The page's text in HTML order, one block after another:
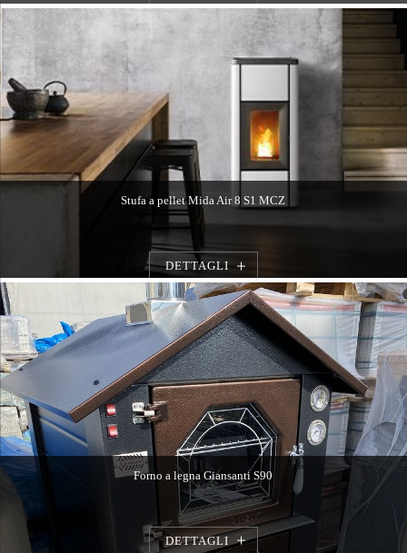
Stufa a pellet Mida Air 8 S1 MCZ
DETTAGLI
Forno a legna Giansanti S90
DETTAGLI